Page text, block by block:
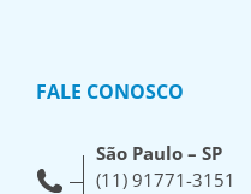
FALE CONOSCO
São Paulo – SP
(11) 91771-3151